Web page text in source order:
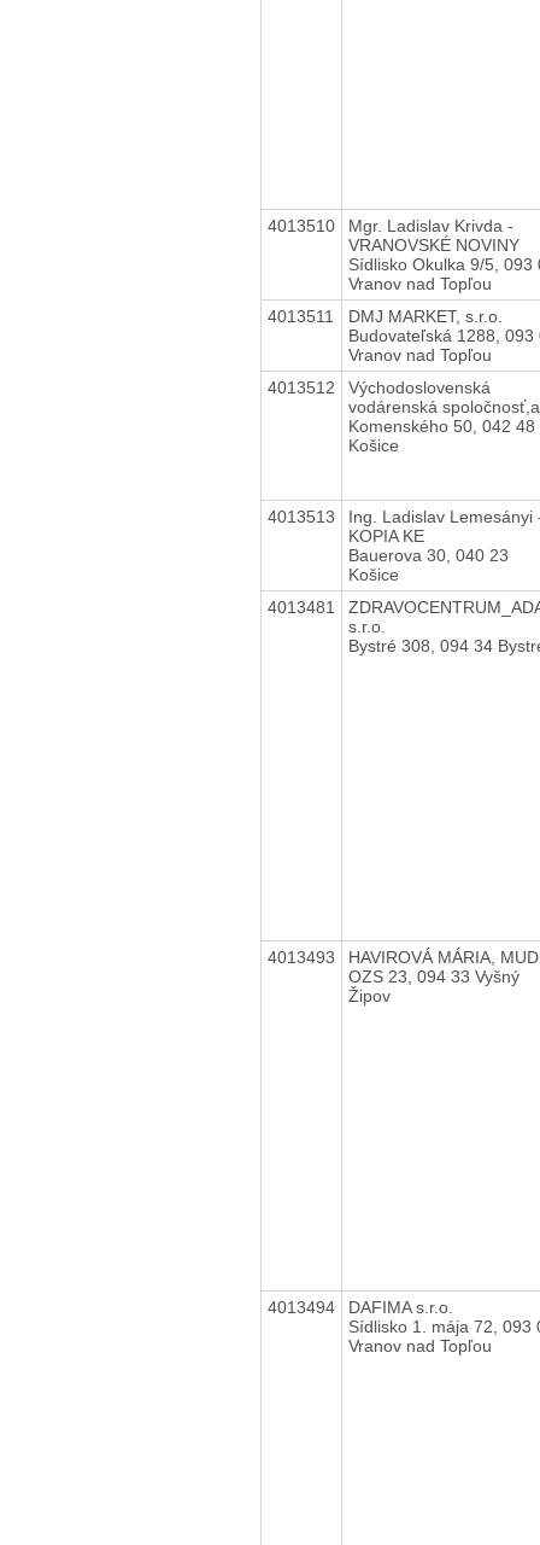
4013510
Mgr. Ladislav Krivda -
VRANOVSKÉ NOVINY
Sídlisko Okulka 9/5, 093
Vranov nad Topľou
4013511
DMJ MARKET, s.r.o.
Budovateľská 1288, 093
Vranov nad Topľou
4013512
Východoslovenská
vodárenská
Komenského 50, 042 48
Košice
4013513
Ing. Ladislav Lemesányi
KOPIA KE
Bauerova 30, 040 23
Košice
4013481
s.r.o.
Bystré 308, 094 34
4013493
HAVIROVÁ MÁRIA,
OZS 23, 094 33 Vyšný
Žipov
4013494
DAFIMA s.r.o.
Sídlisko 1. mája 72, 093
Vranov nad Topľou